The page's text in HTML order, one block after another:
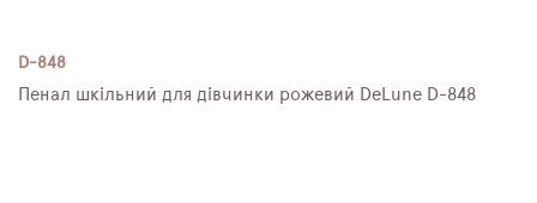
D-848
Пенал шкільний для дівчинки рожевий DeLune D-848